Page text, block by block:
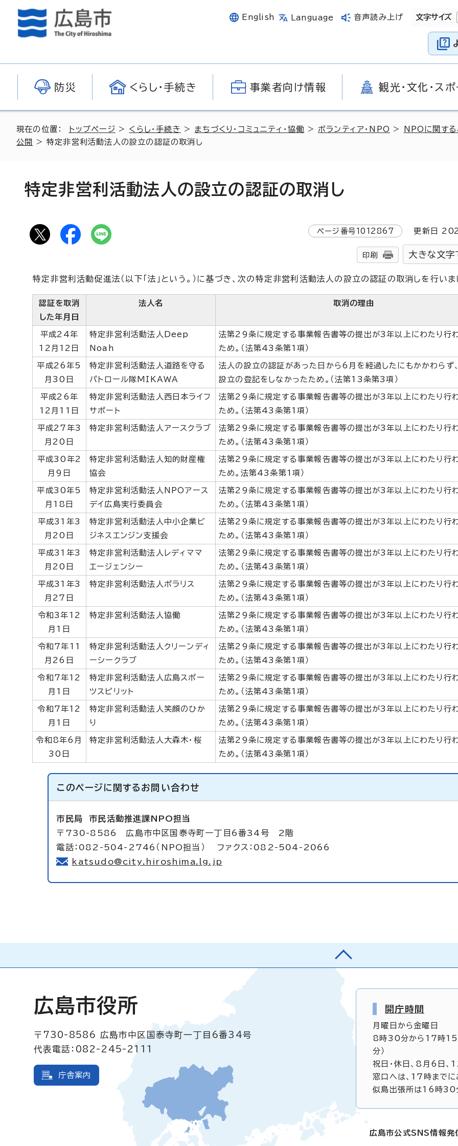
English Language 音声読み上げ 文字サイズ
防災 くらし・手続き 事業者向け情報 観光・文化・ス
現在の位置： トップページ > くらし・手続き > まちづくり・コミュニティ・協働 > ボランティア・NPO > NPOに関する
公開
> 特定非営利活動法人の設立の認証の取消し
特定非営利活動法人の設立の認証の取消し
ページ番号1012867 更新日
印刷 大きな文字
特定非営利活動促進法（以下「法」という。）に基づき、次の特定非営利活動法人の設立の認証の取消しを行いま
認証を取消
した年月日
法人名 取消の理由
平成24年
12月12日
特定非営利活動法人Deep
Noah
法第29条に規定する事業報告書等の提出が3年以上にわたり行
ため。（法第43条第1項）
平成26年5
月30日
特定非営利活動法人道路を守る
パトロール隊MIKAWA
法人の設立の認証があった日から6月を経過したにもかかわらず
設立の登記をしなかったため。（法第13条第3項）
平成26年
12月11日
特定非営利活動法人西日本ライフ
サポート
法第29条に規定する事業報告書等の提出が3年以上にわたり行
ため。（法第43条第1項）
平成27年3
月20日
特定非営利活動法人アースクラブ
法第29条に規定する事業報告書等の提出が3年以上にわたり行
ため。（法第43条第1項）
平成30年2
月9日
特定非営利活動法人知的財産権
協会
法第29条に規定する事業報告書等の提出が3年以上にわたり行
ため。法第43条第1項）
平成30年5
月18日
特定非営利活動法人NPOアース
デイ広島実行委員会
法第29条に規定する事業報告書等の提出が3年以上にわたり行
ため。（法第43条第1項）
平成31年3
月20日
特定非営利活動法人中小企業ビ
ジネスエンジン支援会
法第29条に規定する事業報告書等の提出が3年以上にわたり行
ため。（法第43条第1項）
平成31年3
月20日
特定非営利活動法人レディママ
エージェンシー
法第29条に規定する事業報告書等の提出が3年以上にわたり行
ため。（法第43条第1項）
平成31年3
月27日
特定非営利活動法人ポラリス
法第29条に規定する事業報告書等の提出が3年以上にわたり行
ため。（法第43条第1項）
令和3年12
月1日
特定非営利活動法人協働
法第29条に規定する事業報告書等の提出が3年以上にわたり行
ため。（法第43条第1項）
令和7年11
月26日
特定非営利活動法人クリーンディ
ーシークラブ
法第29条に規定する事業報告書等の提出が3年以上にわたり行
ため。（法第43条第1項）
令和7年12
月1日
特定非営利活動法人広島スポー
ツスピリット
法第29条に規定する事業報告書等の提出が3年以上にわたり行
ため。（法第43条第1項）
令和7年12
月1日
特定非営利活動法人笑顔のひか
り
法第29条に規定する事業報告書等の提出が3年以上にわたり行
ため。（法第43条第1項）
令和8年6月
30日
特定非営利活動法人大森木・桜
法第29条に規定する事業報告書等の提出が3年以上にわたり行
ため。（法第43条第1項）
このページに関する お問い合わせ
市民局市民活動推進課NPO担当
〒730-8586 広島市中区国泰寺町一丁目6番34号 2階
電話：082-504-2746（NPO担当） ファクス：082-504-2066
katsudo@city.hiroshima.lg.jp
広島市役所
〒730-8586
広島市中区国泰寺町一丁目6番34号
代表電話：082-245-2111
庁舎案内
開庁時間
月曜日から金曜日
8時30分から17時15
分）
祝日・休日、8月6日
窓口へは、17時までに
似島出張所は16時30
広島市公式SNS情報発